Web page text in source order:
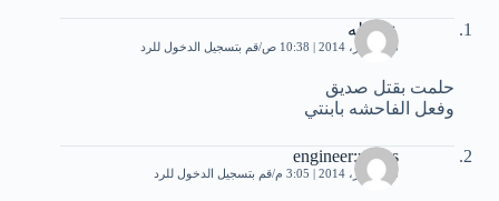
عبدالله
28 أكتوبر، 2014 | 10:38 ص قم بتسجيل الدخول للرد
حلمت بقتل صديق
وفعل الفاحشه بابنتي
engineer:remas
28 أكتوبر، 2014 | 3:05 م قم بتسجيل الدخول للرد